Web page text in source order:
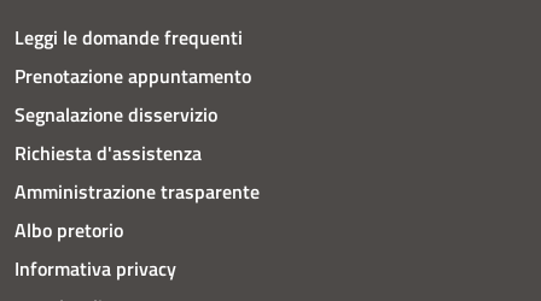
Leggi le domande frequenti
Prenotazione appuntamento
Segnalazione disservizio
Richiesta d'assistenza
Amministrazione trasparente
Albo pretorio
Informativa privacy